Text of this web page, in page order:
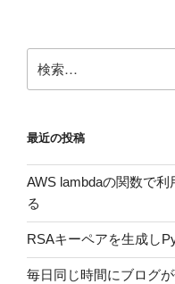
ン
索:
最近の投稿
AWS lambdaの関数で
る
RSAキーペアを生成し
毎日同じ時間にブログ